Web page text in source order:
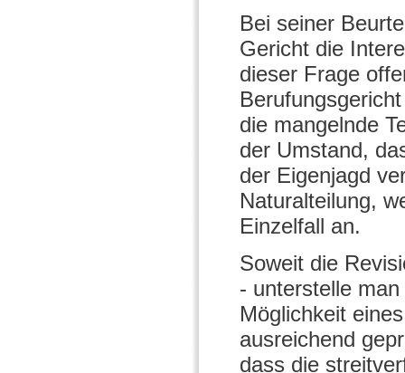
Bei seiner
Gericht die
dieser Frage
die mangelnde
der Umstand,
der Eigenjagd
Naturalteilung,
Einzelfall an.
Soweit die
- unterstelle
Möglichkeit
ausreichend
dass die